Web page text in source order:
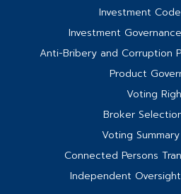
Investment
Investment
Anti-Bribery and Corruption
Product
Voting
Broker
Voting
Connected Persons
Independent